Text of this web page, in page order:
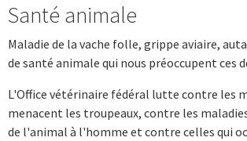
Santé animale
Maladie de la vache folle, grippe aviaire,
de santé animale qui nous préoccupent ces
L'Office vétérinaire fédéral lutte contre les
menacent les troupeaux, contre les
de l'animal à l'homme et contre celles qui